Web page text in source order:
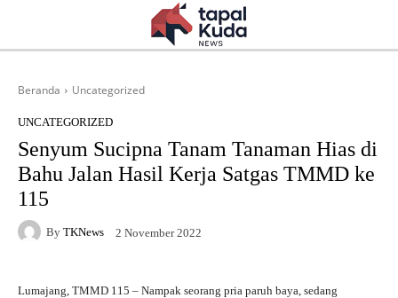
Beranda Uncategorized
UNCATEGORIZED
Senyum Sucipna Tanam Tanaman Hias di
Bahu Jalan Hasil Kerja Satgas TMMD ke
115
By TKNews 2 November 2022
Lumajang, TMMD 115 – Nampak seorang pria paruh baya, sedang